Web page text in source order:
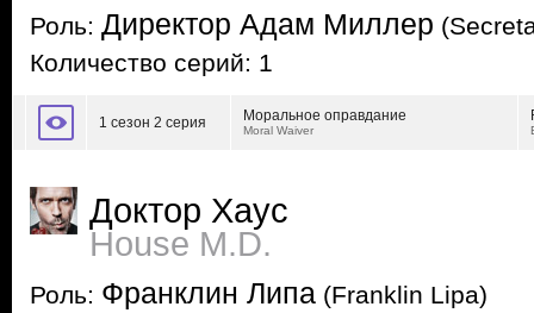
Роль: Директор Адам Миллер
Количество серий: 1
1 сезон 2 серия Моральное оправдание
Moral Waiver
Доктор Хаус
House M.D.
Роль: Франклин Липа (Franklin Lipa)